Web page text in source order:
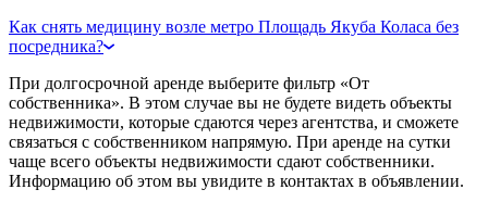
Как снять медицину возле метро Площадь Якуба Коласа без
посредника?
При долгосрочной аренде выберите фильтр «От
собственника». В этом случае вы не будете видеть объекты
недвижимости, которые сдаются через агентства, и сможете
связаться с собственником напрямую. При аренде на сутки
чаще всего объекты недвижимости сдают собственники.
Информацию об этом вы увидите в контактах в объявлении.